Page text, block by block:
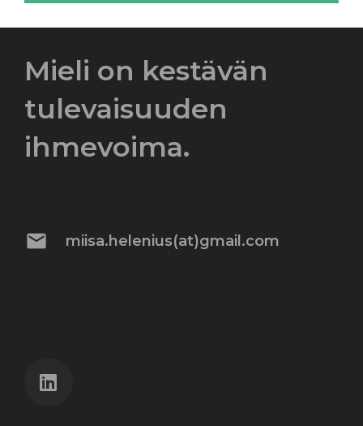
Mieli on kestävän
tulevaisuuden
ihmevoima.
mail miisa.helenius(at)gmail.com